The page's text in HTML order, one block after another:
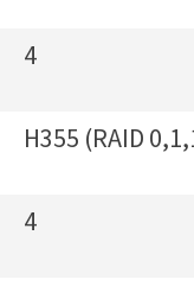
4
H355 (RAID
4